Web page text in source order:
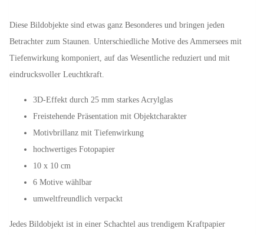
Diese Bildobjekte sind etwas ganz Besonderes und bringen jeden
Betrachter zum Staunen. Unterschiedliche Motive des Ammersees mit
Tiefenwirkung komponiert, auf das Wesentliche reduziert und mit
eindrucksvoller Leuchtkraft.
3D-Effekt durch 25 mm starkes Acrylglas
Freistehende Präsentation mit Objektcharakter
Motivbrillanz mit Tiefenwirkung
hochwertiges Fotopapier
10 x 10 cm
6 Motive wählbar
umweltfreundlich verpackt
Jedes Bildobjekt ist in einer Schachtel aus trendigem Kraftpapier